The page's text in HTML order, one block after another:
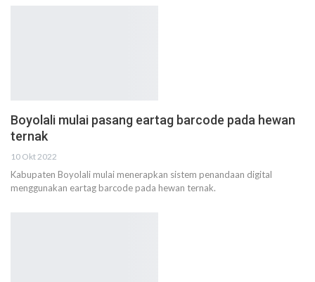
Boyolali mulai pasang eartag barcode pada hewan
ternak
10 Okt 2022
Kabupaten Boyolali mulai menerapkan sistem penandaan digital
menggunakan eartag barcode pada hewan ternak.